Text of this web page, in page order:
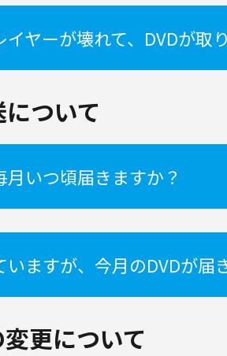
イヤーが壊れて、DVDが取
ついて
月いつ頃届きますか？
いますが、今月のDVDが届
更について